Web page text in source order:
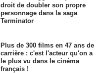
droit de doubler son propre
personnage dans la saga
Terminator
Plus de 300 films en 47 ans de
carrière : c'est l'acteur qu'on a
le plus vu dans le cinéma
français !